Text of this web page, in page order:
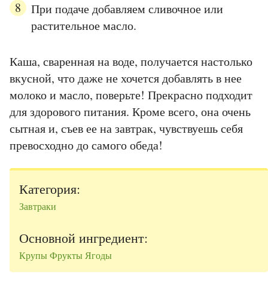
При подаче добавляем сливочное или
растительное масло.
Каша, сваренная на воде, получается настолько
вкусной, что даже не хочется добавлять в нее
молоко и масло, поверьте! Прекрасно подходит
для здорового питания. Кроме всего, она очень
сытная и, съев ее на завтрак, чувствуешь себя
превосходно до самого обеда!
Категория:
Завтраки
Основной ингредиент:
КрупыФруктыЯгоды